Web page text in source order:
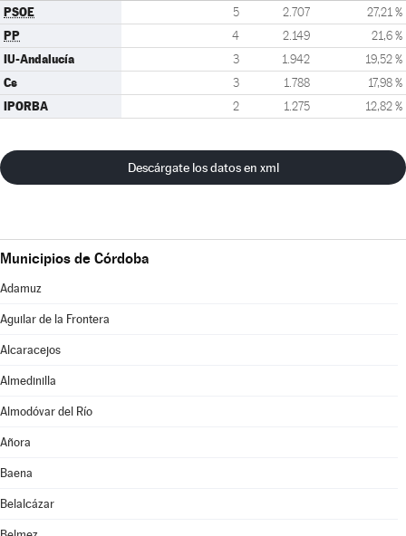
PSOE 5 2.707 27,21 %
PP 4 2.149 21,6 %
IU-Andalucía 3 1.942 19,52 %
Cs 3 1.788 17,98 %
IPORBA 2 1.275 12,82 %
Descárgate los datos en xml
Municipios de Córdoba
Adamuz
Aguilar de la Frontera
Alcaracejos
Almedinilla
Almodóvar del Río
Añora
Baena
Belalcázar